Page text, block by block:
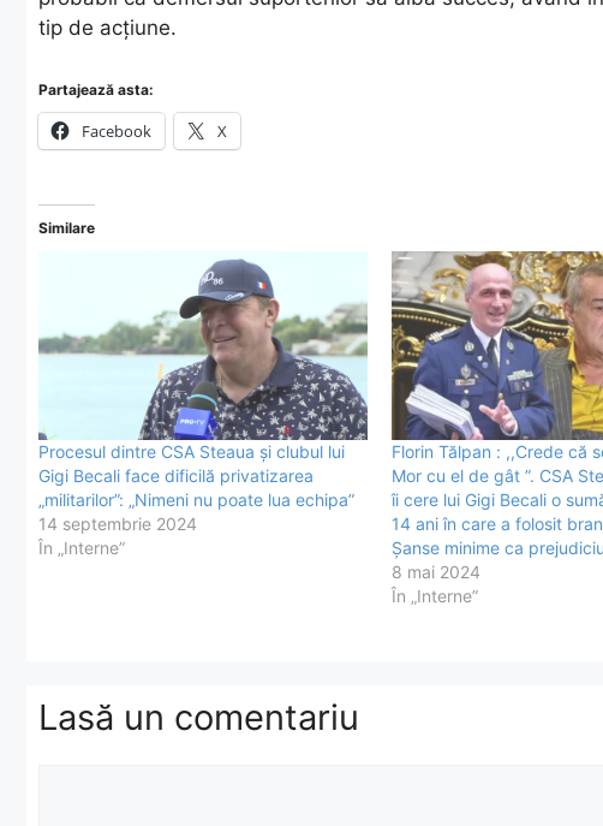
tip de acțiune.
Partajează asta:
Facebook X
Similare
Procesul dintre CSA Steaua și clubul lui
Gigi Becali face dificilă privatizarea
„militarilor”: „Nimeni nu poate lua echipa”
14 septembrie 2024
În „Interne”
Florin Tălpan : ,,Crede că
Mor cu el de gât ”. CSA
îi cere lui Gigi Becali o
14 ani în care a folosit
Șanse minime ca
8 mai 2024
În „Interne”
Lasă un comentariu